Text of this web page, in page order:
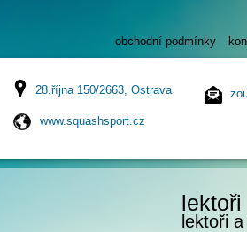
obchodní podmínky
28.října 150/2663, Ostrava
www.squashsport.cz
lektoři
lektoři